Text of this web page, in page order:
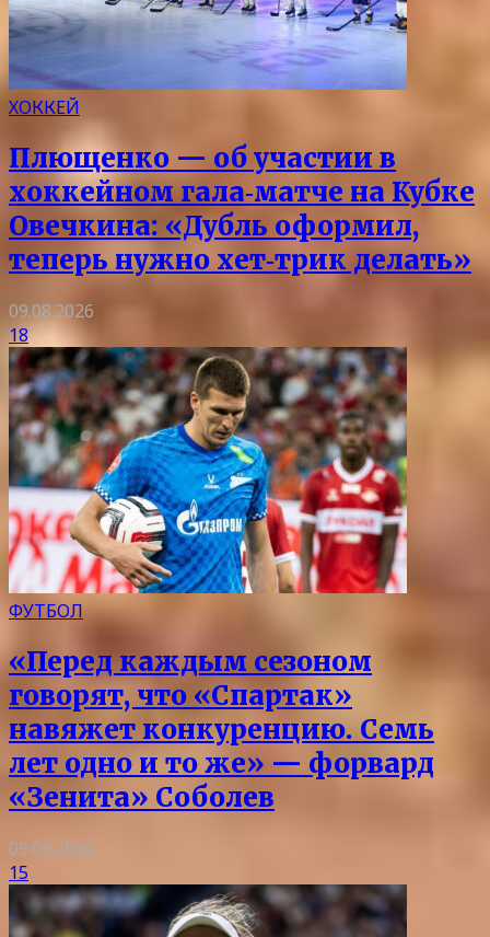
ХОККЕЙ
Плющенко — об участии в
хоккейном гала‑матче на Кубке
Овечкина: «Дубль оформил,
теперь нужно хет‑трик делать»
09.08.2026
18
ФУТБОЛ
«Перед каждым сезоном
говорят, что «Спартак»
навяжет конкуренцию. Семь
лет одно и то же» — форвард
«Зенита» Соболев
09.08.2026
15